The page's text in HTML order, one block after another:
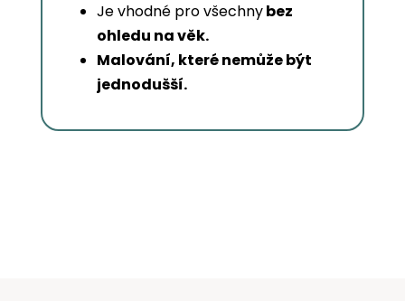
Je vhodné pro všechnybez
ohledu na věk.
Malování, které nemůže být
jednodušší.